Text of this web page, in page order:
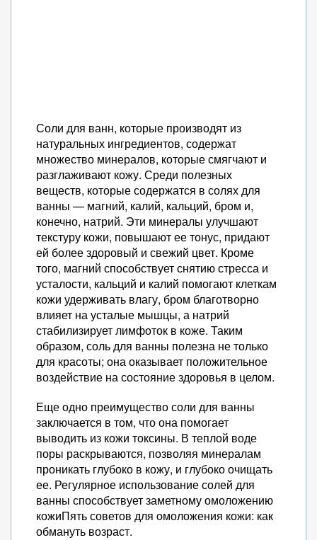
Соли для ванн, которые производят из
натуральных ингредиентов, содержат
множество минералов, которые смягчают и
разглаживают кожу. Среди полезных
веществ, которые содержатся в солях для
ванны — магний, калий, кальций, бром и,
конечно, натрий. Эти минералы улучшают
текстуру кожи, повышают ее тонус, придают
ей более здоровый и свежий цвет. Кроме
того, магний способствует снятию стресса и
усталости, кальций и калий помогают клеткам
кожи удерживать влагу, бром благотворно
влияет на усталые мышцы, а натрий
стабилизирует лимфоток в коже. Таким
образом, соль для ванны полезна не только
для красоты; она оказывает положительное
воздействие на состояние здоровья в целом.
Еще одно преимущество соли для ванны
заключается в том, что она помогает
выводить из кожи токсины. В теплой воде
поры раскрываются, позволяя минералам
проникать глубоко в кожу, и глубоко очищать
ее. Регулярное использование солей для
ванны способствует заметному омоложению
кожиПять советов для омоложения кожи: как
обмануть возраст.